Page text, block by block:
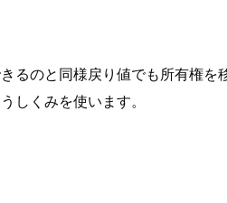
るのと同様戻り値でも所有権
しくみを使います。